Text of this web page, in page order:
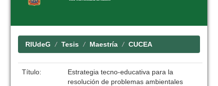
RIUdeG Tesis Maestría CUCEA
Título:
Estrategia tecno-educativa para la
resolución de problemas ambientales